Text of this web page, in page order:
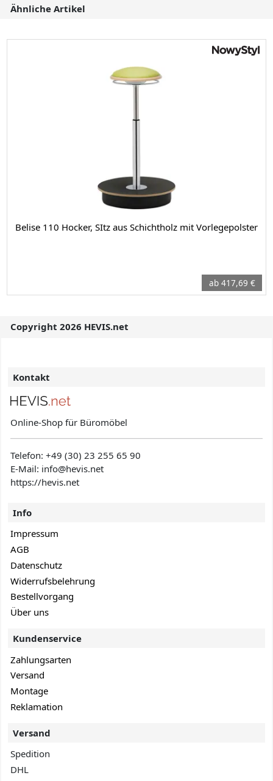
Ähnliche Artikel
Belise 110 Hocker, SItz aus Schichtholz mit Vorlegepolster
ab 417,69 €
Copyright 2026 HEVIS.net
Kontakt
Online-Shop für Büromöbel
Telefon:+49 (30) 23 255 65 90
E-Mail: info@hevis.net
https://hevis.net
Info
Impressum
AGB
Datenschutz
Widerrufsbelehrung
Bestellvorgang
Über uns
Kundenservice
Zahlungsarten
Versand
Montage
Reklamation
Versand
Spedition
DHL